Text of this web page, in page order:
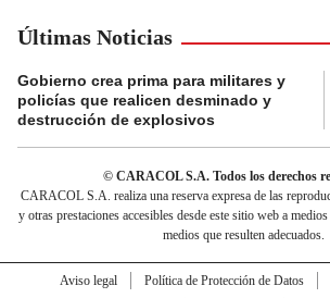
Últimas Noticias
Gobierno crea prima para militares y
policías que realicen desminado y
destrucción de explosivos
© CARACOL S.A. Todos los derechos
CARACOL S.A. realiza una reserva expresa de las
y otras prestaciones accesibles desde este sitio web a
medios que resulten adecuados.
Aviso legal Política de Protección de Datos